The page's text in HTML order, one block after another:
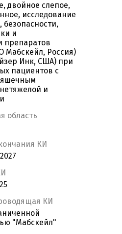
двойное слепое,
исследование
и
препаратов
Мабскейл, Россия)
Инк, США) при
пациентов с
и
область
КИ
КИ
"Мабскейл"